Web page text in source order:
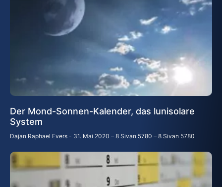
Der Mond-Sonnen-Kalender, das lunisolare
System
Dajan Raphael Evers 31. Mai 2020 – 8 Sivan 5780 – 8 Sivan 5780